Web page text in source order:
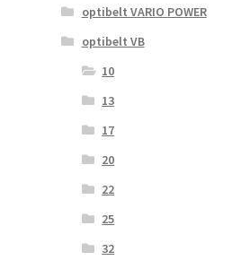
optibelt VARIO POWER
optibelt VB
10
13
17
20
22
25
32